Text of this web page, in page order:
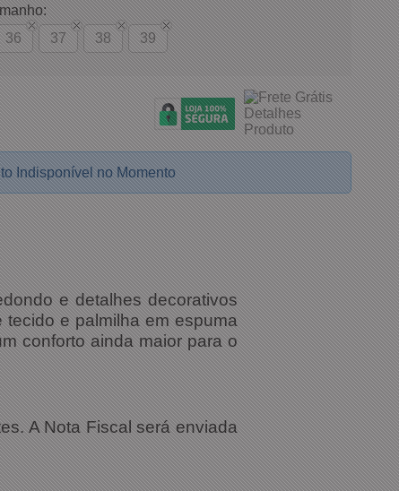
36 37 38 39
Indisponível no Momento
e detalhes decorativos
e palmilha em espuma
conforto ainda maior para o
A Nota Fiscal será enviada